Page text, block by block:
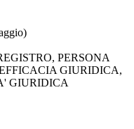
PERSONA
GIURIDICA,
GIURIDICA